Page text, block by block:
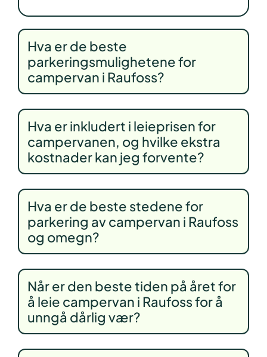
Hva er de beste
parkeringsmulighetene for
campervan i Raufoss?
Hva er inkludert i leieprisen for
campervanen, og hvilke ekstra
kostnader kan jeg forvente?
Hva er de beste stedene for
parkering av campervan i Raufoss
og omegn?
Når er den beste tiden på året for
å leie campervan i Raufoss for å
unngå dårlig vær?